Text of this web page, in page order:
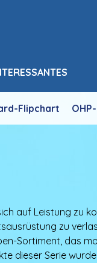
Flipchart
auf Leistung zu
zu
Sortiment, das
dieser Serie